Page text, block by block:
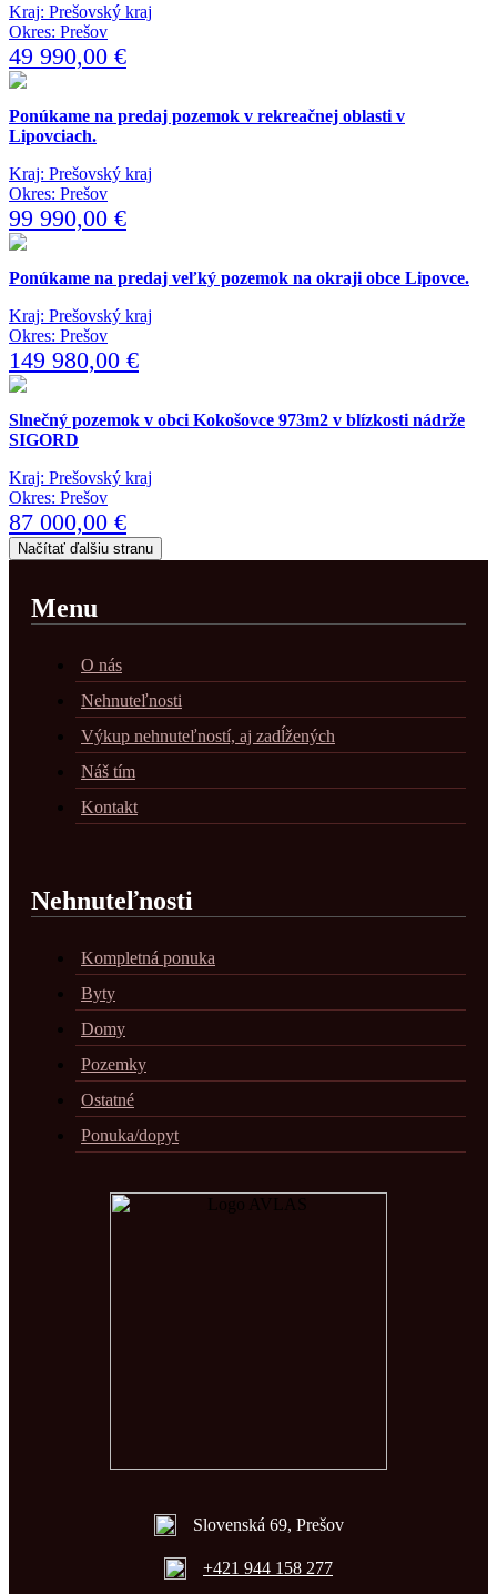
Kraj: Prešovský kraj
Okres: Prešov
49 990,00 €
Ponúkame na predaj pozemok v rekreačnej oblasti v
Lipovciach.
Kraj: Prešovský kraj
Okres: Prešov
99 990,00 €
Ponúkame na predaj veľký pozemok na okraji obce Lipovce.
Kraj: Prešovský kraj
Okres: Prešov
149 980,00 €
Slnečný pozemok v obci Kokošovce 973m2 v blízkosti nádrže
SIGORD
Kraj: Prešovský kraj
Okres: Prešov
87 000,00 €
Načítať ďalšiu stranu
Menu
O nás
Nehnuteľnosti
Výkup nehnuteľností, aj zadĺžených
Náš tím
Kontakt
Nehnuteľnosti
Kompletná ponuka
Byty
Domy
Pozemky
Ostatné
Ponuka/dopyt
Slovenská 69, Prešov
+421 944 158 277